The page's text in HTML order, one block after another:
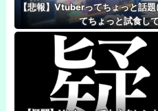
【悲報】Vtuberってちょっと話
てちょっと試食し